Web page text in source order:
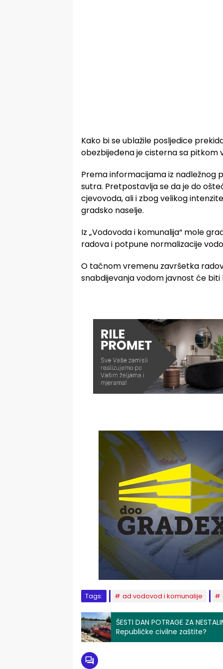
Kako bi se ublažile posljedice
obezbijeđena je cisterna sa pitkom
Prema informacijama iz nadležnog
sutra. Pretpostavlja se da je do
cjevovoda, ali i zbog velikog
gradsko naselje.
Iz „Vodovoda i komunalija“ mole
radova i potpune normalizacije
O tačnom vremenu završetka
snabdijevanja vodom javnost će
Tags: ad vodovod i komunalije
ŠESTI DAN POTRAGE ZA
Republičke civilne zaštite?